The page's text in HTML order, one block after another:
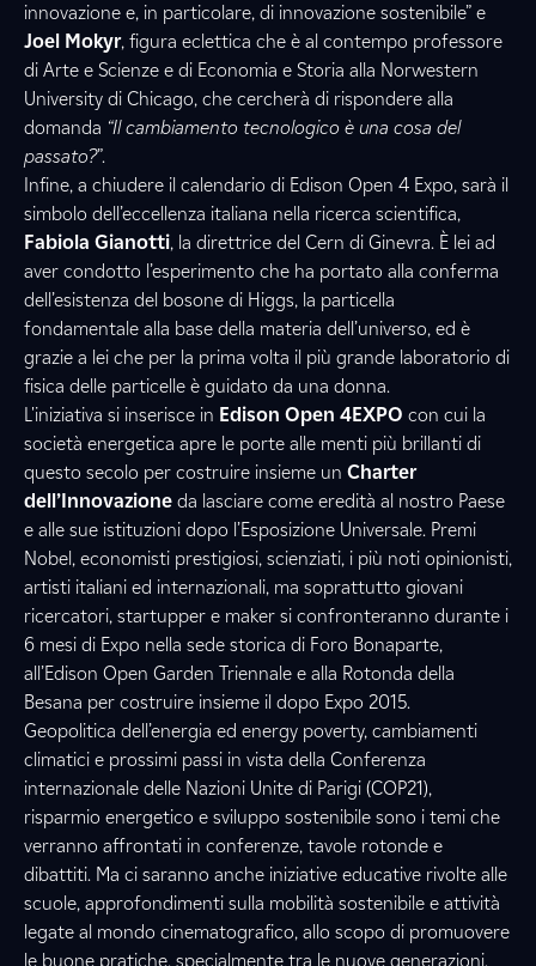
innovazione e, in particolare, di innovazione sostenibile” e
Joel Mokyr, figura eclettica che è al contempo professore
di Arte e Scienze e di Economia e Storia alla Norwestern
University di Chicago, che cercherà di rispondere alla
domanda “Il cambiamento tecnologico è una cosa del
passato?”.
Infine, a chiudere il calendario di Edison Open 4 Expo, sarà il
simbolo dell’eccellenza italiana nella ricerca scientifica,
Fabiola Gianotti, la direttrice del Cern di Ginevra. È lei ad
aver condotto l’esperimento che ha portato alla conferma
dell’esistenza del bosone di Higgs, la particella
fondamentale alla base della materia dell’universo, ed è
grazie a lei che per la prima volta il più grande laboratorio di
fisica delle particelle è guidato da una donna.
L'iniziativa si inserisce in Edison Open 4EXPO con cui la
società energetica apre le porte alle menti più brillanti di
questo secolo per costruire insieme un Charter
dell’Innovazione da lasciare come eredità al nostro Paese
e alle sue istituzioni dopo l’Esposizione Universale. Premi
Nobel, economisti prestigiosi, scienziati, i più noti opinionisti,
artisti italiani ed internazionali, ma soprattutto giovani
ricercatori, startupper e maker si confronteranno durante i
6 mesi di Expo nella sede storica di Foro Bonaparte,
all’Edison Open Garden Triennale e alla Rotonda della
Besana per costruire insieme il dopo Expo 2015.
Geopolitica dell’energia ed energy poverty, cambiamenti
climatici e prossimi passi in vista della Conferenza
internazionale delle Nazioni Unite di Parigi (COP21),
risparmio energetico e sviluppo sostenibile sono i temi che
verranno affrontati in conferenze, tavole rotonde e
dibattiti. Ma ci saranno anche iniziative educative rivolte alle
scuole, approfondimenti sulla mobilità sostenibile e attività
legate al mondo cinematografico, allo scopo di promuovere
le buone pratiche, specialmente tra le nuove generazioni.